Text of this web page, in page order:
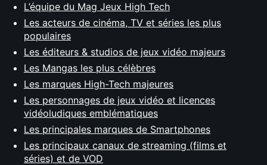
L’équipe du Mag Jeux High Tech
Les acteurs de cinéma, TV et séries les plus
populaires
Les éditeurs & studios de jeux vidéo majeurs
Les Mangas les plus célèbres
Les marques High-Tech majeures
Les personnages de jeux vidéo et licences
vidéoludiques emblématiques
Les principales marques de Smartphones
Les principaux canaux de streaming (films et
séries) et de VOD